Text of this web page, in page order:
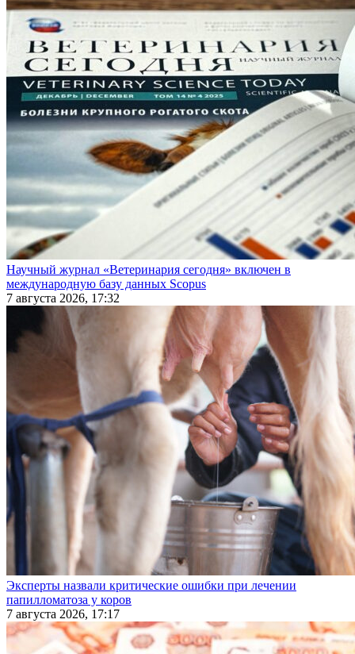
Научный журнал «Ветеринария сегодня» включен в
международную базу данных Scopus
7 августа 2026, 17:32
Эксперты назвали критические ошибки при лечении
папилломатоза у коров
7 августа 2026, 17:17